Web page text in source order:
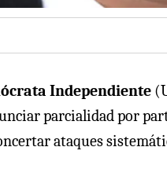
Independiente
parcialidad por
ataques